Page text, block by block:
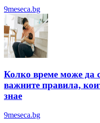
9meseca.bg
Колко време може да
важните правила,
знае
9meseca.bg